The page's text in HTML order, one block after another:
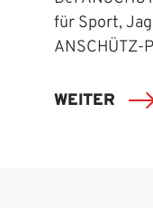
für Sport,
ANSCHÜTZ-
WEITER